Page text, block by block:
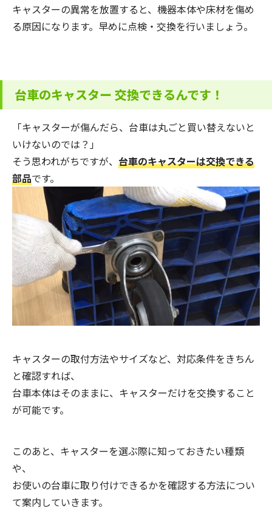
キャスターの異常を放置すると、機器本体や床材を傷め
る原因になります。早めに点検・交換を行いましょう。
台車のキャスター 交換できるんです！
「キャスターが傷んだら、台車は丸ごと買い替えないと
いけないのでは？」
そう思われがちですが、 台車のキャスターは交換できる
部品です。
キャスターの取付方法やサイズなど、対応条件をきちん
と確認すれば、
台車本体はそのままに、キャスターだけを交換すること
が可能です。
このあと、キャスターを選ぶ際に知っておきたい種類
や、
お使いの台車に取り付けできるかを確認する方法につい
て案内していきます。